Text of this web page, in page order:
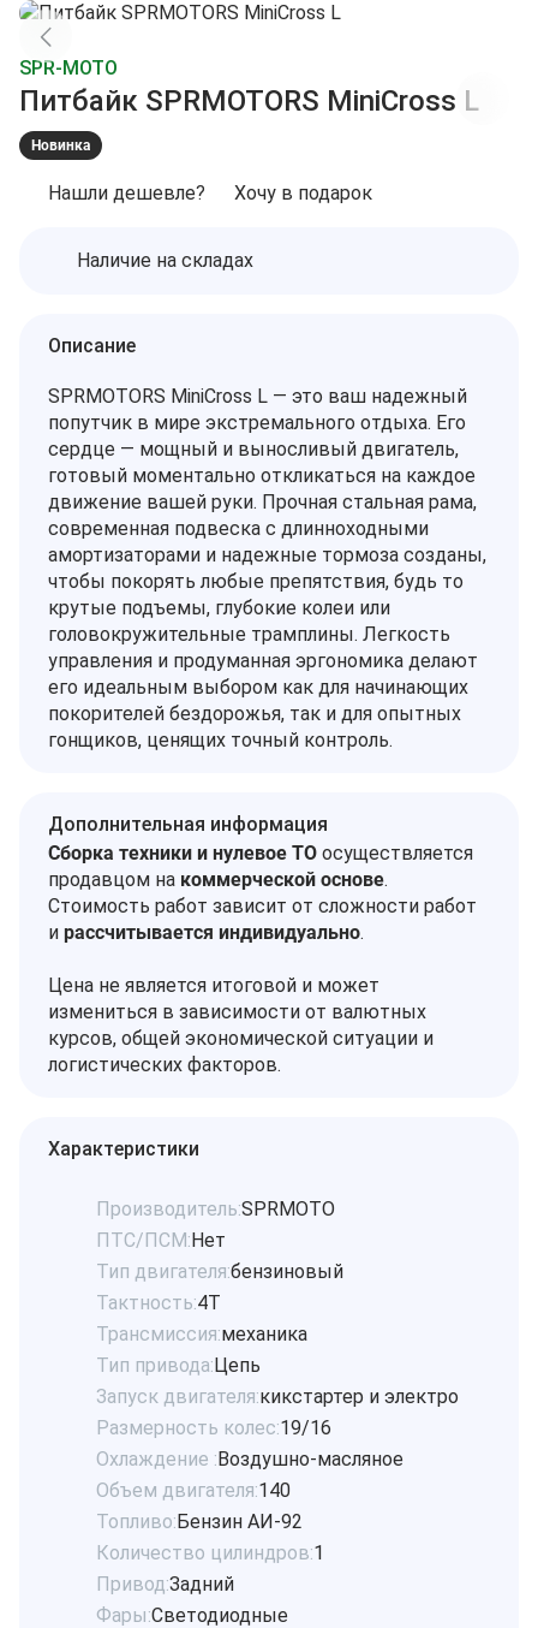
SPR-MOTO
Питбайк SPRMOTORS MiniCross L
Новинка
Нашли дешевле? Хочу в подарок
Наличие на складах
Описание
SPRMOTORS MiniCross L — это ваш надежный
попутчик в мире экстремального отдыха. Его
сердце — мощный и выносливый двигатель,
готовый моментально откликаться на каждое
движение вашей руки. Прочная стальная рама,
современная подвеска с длинноходными
амортизаторами и надежные тормоза созданы,
чтобы покорять любые препятствия, будь то
крутые подъемы, глубокие колеи или
головокружительные трамплины. Легкость
управления и продуманная эргономика делают
его идеальным выбором как для начинающих
покорителей бездорожья, так и для опытных
гонщиков, ценящих точный контроль.
Дополнительная информация
Сборка техники и нулевое ТО осуществляется
продавцом на коммерческой основе.
Стоимость работ зависит от сложности работ
и рассчитывается индивидуально.
Цена не является итоговой и может
измениться в зависимости от валютных
курсов, общей экономической ситуации и
логистических факторов.
Характеристики
Производитель:SPRMOTO
ПТС/ПСМ:Нет
Тип двигателя:бензиновый
Тактность:4Т
Трансмиссия:механика
Тип привода:Цепь
Запуск двигателя:кикстартер и электро
Размерность колес:19/16
Охлаждение :Воздушно-масляное
Объем двигателя:140
Топливо:Бензин АИ-92
Количество цилиндров:1
Привод:Задний
Фары:Светодиодные